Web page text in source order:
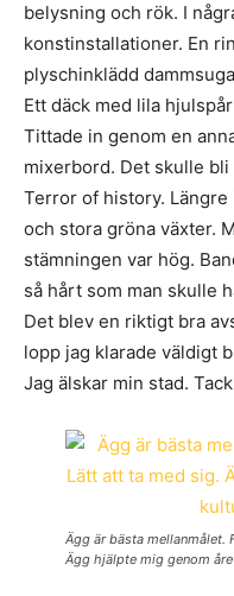
belysning och rök. I
konstinstallationer. En
plyschinklädd
Ett däck med lila
Tittade in genom en
mixerbord. Det skulle
Terror of history.
och stora gröna växter.
stämningen var hög.
så hårt som man skulle
Det blev en riktigt bra
lopp jag klarade väldigt
Jag älskar min stad.
Ägg är bästa mellanmålet.
Ägg hjälpte mig genom